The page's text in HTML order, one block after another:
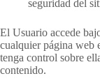
seguridad del
El Usuario accede
cualquier página web
tenga control sobre
contenido.